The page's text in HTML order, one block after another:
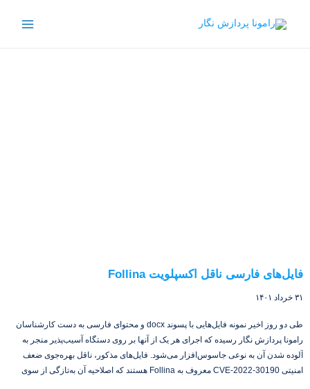
فایل‌های فارسی ناقل اکسپلویت Follina
۳۱ خرداد ۱۴۰۱
طی دو روز اخیر نمونه فایل‌هایی با پسوند docx و محتوای فارسی به دست کارشناسان
رامونا پردازش نگار رسیده که اجرای هر یک از آنها بر روی دستگاه آسیب‌پذیر منجر به
آلوده شدن آن به نوعی جاسوس‌افزار می‌شود. فایل‌های مذکور، ناقل بهره‌جوی ضعف
امنیتی CVE-2022-30190 معروف به Follina هستند که اصلاحیه آن به‌تازگی از سوی